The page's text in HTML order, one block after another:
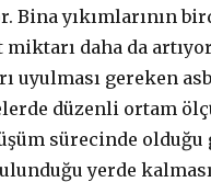
yıkımlarının
daha da
uyulması gereken
düzenli ortam
sürecinde olduğu
yerde